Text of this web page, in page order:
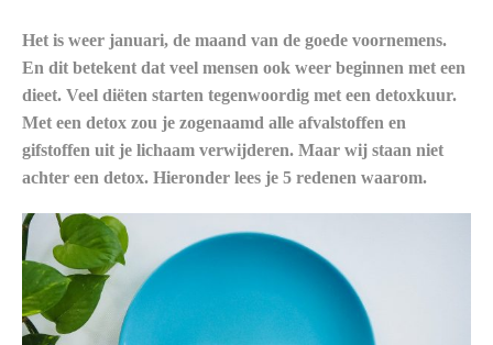
Het is weer januari, de maand van de goede voornemens.
En dit betekent dat veel mensen ook weer beginnen met een
dieet. Veel diëten starten tegenwoordig met een detoxkuur.
Met een detox zou je zogenaamd alle afvalstoffen en
gifstoffen uit je lichaam verwijderen. Maar wij staan niet
achter een detox. Hieronder lees je 5 redenen waarom.